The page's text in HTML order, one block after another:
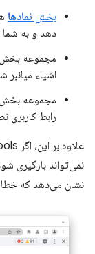
بخش نمادها
دهد و به شما
مجموعه
اشیاء
مجموعه بخش
رابط کاربری
نمی‌تواند بارگیری
نشان می‌دهد که